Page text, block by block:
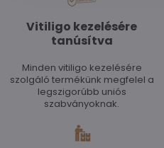
Vitiligo kezelésére
tanúsítva
Minden vitiligo kezelésére
szolgáló termékünk megfelel a
legszigorúbb uniós
szabványoknak.